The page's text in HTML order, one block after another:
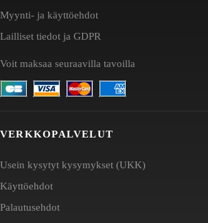
Myynti- ja käyttöehdot
Lailliset tiedot ja GDPR
Voit maksaa seuraavilla tavoilla
VERKKOPALVELUT
Usein kysytyt kysymykset (UKK)
Käyttöehdot
Palautusehdot